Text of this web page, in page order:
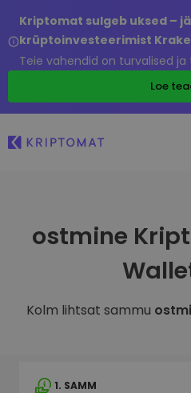
Kriptomat sulgeb uksed –
krüptoinvesteerimist
Teie vahendid on turvalised
Loe
ostmine
Kolm lihtsat sammu
1. SAMM